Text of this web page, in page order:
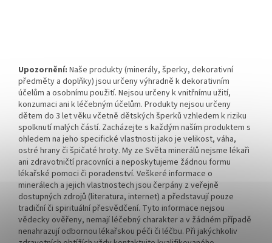
Upozornění: Naše produkty (minerály, šperky, dekorativní
předměty a doplňky) jsou určeny výhradně k dekorativním
účelům a osobnímu použití. Nejsou určeny k vnitřnímu užití,
konzumaci ani k léčebným účelům. Produkty nejsou určeny
dětem do 3 let věku včetně dětských šperků vzhledem k riziku
spolknutí malých částí. Zacházejte s každým naším produktem s
ohledem na jeho specifické vlastnosti jako je velikost, váha,
ostré hrany či špičaté hroty. My ze Světa minerálů nejsme lékaři
ani zdravotničtí pracovníci a neposkytujeme žádnou formu
lékařské pomoci či poradenství. Veškeré informace o
minerálech a jejich vlastnostech jsou čerpány z veřejně
dostupných zdrojů (literatura, internet) a představují pouze
tradiční či spirituální přesvědčení. Tyto informace nejsou
vědecky ověřeny, nemají léčebný charakter a v žádném případě
nenahrazují odbornou lékařskou péči či léčbu. Při jakýchkoliv